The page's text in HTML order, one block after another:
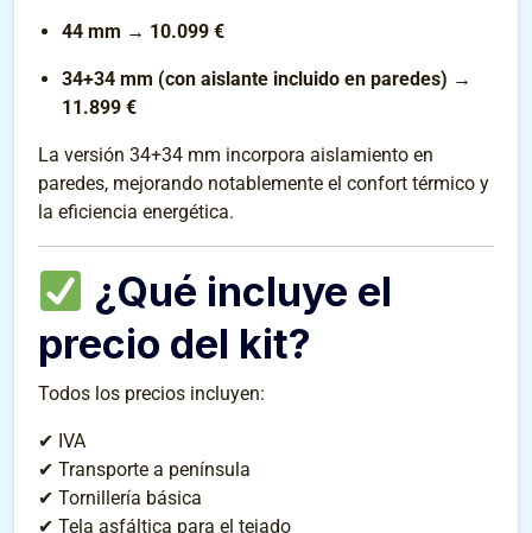
44 mm → 10.099 €
34+34 mm (con aislante incluido en paredes) →
11.899 €
La versión 34+34 mm incorpora aislamiento en
paredes, mejorando notablemente el confort térmico y
la eficiencia energética.
¿Qué incluye el
precio del kit?
Todos los precios incluyen:
✔ IVA
✔ Transporte a península
✔ Tornillería básica
✔ Tela asfáltica para el tejado